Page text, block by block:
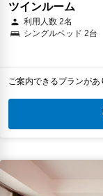
ツインルーム
利用人数 2名
シングルベッド 2台
ご案内できるプランがあ